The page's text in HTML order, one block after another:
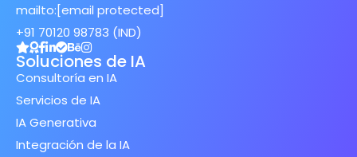
mailto:[email protected]
+91 70120 98783 (IND)
Soluciones de IA
Consultoría en IA
Servicios de IA
IA Generativa
Integración de la IA